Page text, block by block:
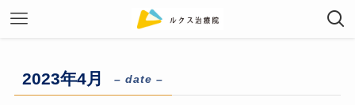
2023年4月 – date –